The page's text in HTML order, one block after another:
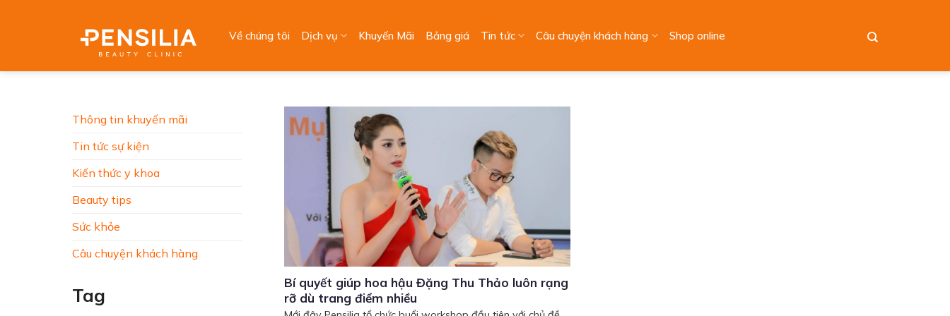
Về chúng tôi Dịch vụ Khuyến Mãi Bảng giá Tin tức Câu chuyện khách hàng Shop online
Thông tin khuyến mãi
Tin tức sự kiện
Kiến thức y khoa
Beauty tips
Sức khỏe
Câu chuyện khách hàng
Tag
Bí quyết giúp hoa hậu Đặng Thu Thảo luôn rạng
rỡ dù trang điểm nhiều